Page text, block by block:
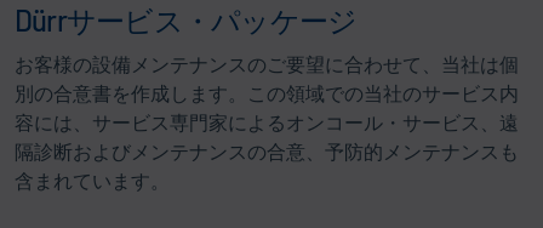
Dürrサービス・パッケージ
お客様の設備メンテナンスのご要望に合わせて、当社は個
別の合意書を作成します。この領域での当社のサービス内
容には、サービス専門家によるオンコール・サービス、遠
隔診断およびメンテナンスの合意、予防的メンテナンスも
含まれています。